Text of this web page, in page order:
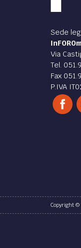
Sede
Via
Tel.
Fax
P.IVA
Copyright ©